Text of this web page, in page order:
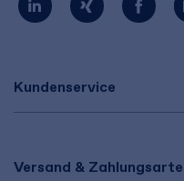
Kundenservice
Versand &